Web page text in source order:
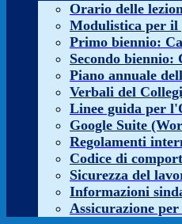
Orario delle
Modulistica per il
Primo biennio:
Secondo biennio:
Piano annuale
Verbali del
Linee guida per
Google Suite
Regolamenti
Codice di
Sicurezza del
Informazioni
Assicurazione